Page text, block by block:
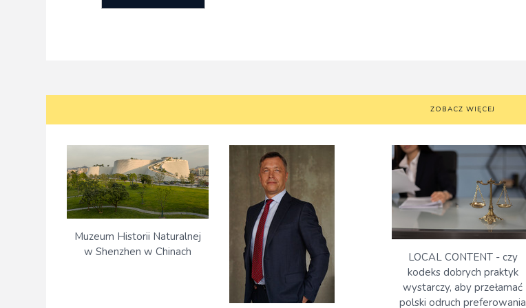
ZOBACZ WIĘCEJ
Muzeum Historii Naturalnej
w Shenzhen w Chinach
LOCAL CONTENT - czy
kodeks dobrych praktyk
wystarczy, aby przełamać
polski odruch preferowania